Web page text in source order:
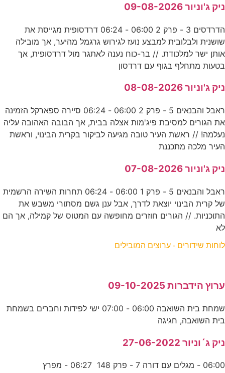
ניק ג'וניור 09-08-2026
הדרדסים 3 - פרק 2 06:00 - 06:24 דרדסופית מגייסת את
שושנית ולבלובית למבצע נועז לגירוש גרגמל מהיער, אך מובילה
אותן ישר למלכודת. // בר-כוח נענה לאתגר מול דרדסופית, אך
בטעות מתחלף בגוף עם דרדסון
ניק ג'וניור 08-08-2026
ראבל והבנאים 5 - פרק 2 06:00 - 06:24 סיירה ספארקל הזמינה
את הגורים למסיבת פיג'מות אצלה בבית, אך הבובה האהובה עליה
נעלמה! // ראשת העיר טובה מגיעה לביקור בקרית הבינוי, וראשת
העיר מלכה מתכננת
ניק ג'וניור 07-08-2026
ראבל והבנאים 5 - פרק 1 06:00 - 06:24 תחרות השירה הרשמית
של קרית הבינוי יוצאת לדרך, אבל ענן גשם מסתורי משבש את
התוכניות. // הגורים חוזרים מחופשה עם המטוס של קמילה, אך הם
לא
לוחות שידורים - ערוצים המובילים
ערוץ הידברות 09-10-2025
שמחת בית השואבה 06:00 - 07:00 ישי לפידות וחברים בשמחת
בית השואבה, חגיגה
ניק ג´וניור 27-06-2022
06:00 - מגלים עם דורה 7 - פרק 148 06:27 - מפרץ